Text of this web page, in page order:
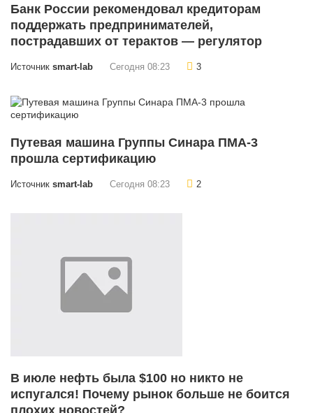
Банк России рекомендовал кредиторам
поддержать предпринимателей,
пострадавших от терактов — регулятор
Источник smart-lab Сегодня 08:23 3
Путевая машина Группы Синара ПМА-3
прошла сертификацию
Источник smart-lab Сегодня 08:23 2
В июле нефть была $100 но никто не
испугался! Почему рынок больше не боится
плохих новостей?